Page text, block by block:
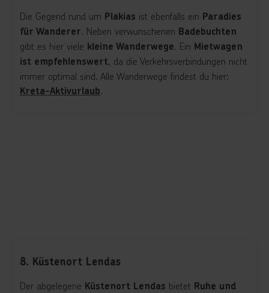
Die Gegend rund um Plakias ist ebenfalls ein Paradies
für Wanderer. Neben verwunschenen Badebuchten
gibt es hier viele kleine Wanderwege. Ein Mietwagen
ist empfehlenswert, da die Verkehrsverbindungen nicht
immer optimal sind. Alle Wanderwege findest du hier:
Kreta-Aktivurlaub.
8. Küstenort Lendas
Der abgelegene Küstenort Lendas bietet Ruhe und